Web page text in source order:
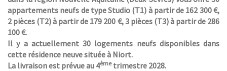
appartements neufs de type Studio (T1) à partir de 162 300 €,
2 pièces (T2) à partir de 179 200 €, 3 pièces (T3) à partir de 286
100 €.
Il y a actuellement 30 logements neufs disponibles dans
cette résidence neuve située à Niort.
La livraison est prévue au 4èmetrimestre 2028.